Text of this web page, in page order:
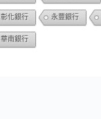
彰化銀行 永豐銀行
華南銀行